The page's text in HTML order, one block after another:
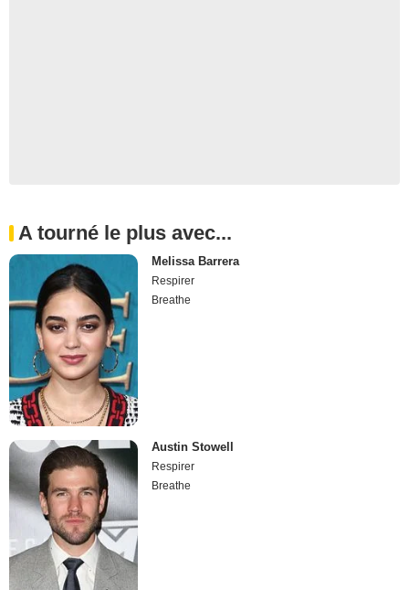
A tourné le plus avec...
Melissa Barrera
Respirer
Breathe
Austin Stowell
Respirer
Breathe